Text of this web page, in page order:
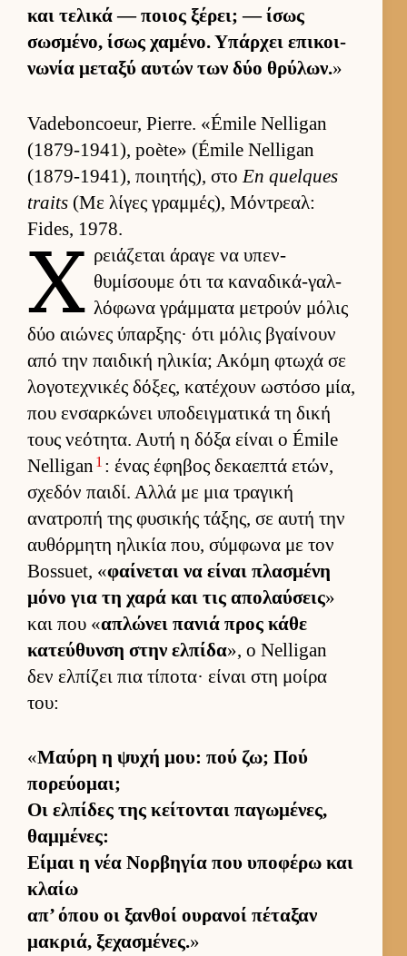
και τελικά — ποιος ξέρει; — ίσως
σωσμένο, ίσως χαμένο. Υπάρ­χει επικοι­
νωνία μεταξύ αυ­τών των δύο θρύλων.»
Vadeboncoeur, Pierre. «Émile Nelligan
(1879-1941), poète» (Émile Nelligan
(1879-1941), ποι­ητής), στο En quelques
traits (Με λίγες γραμ­μές), Μόντρεαλ:
Fides, 1978.
Χ ρειάζεται άραγε να υπεν­
θυμίσουμε ότι τα καναδικά-γαλ­
λόφωνα γράμ­ματα μετρούν μόλις
δύο αιώνες ύπαρ­ξης· ότι μόλις βγαί­νουν
από την παι­δική ηλικία; Ακόμη φτωχά σε
λογοτεχνικές δόξες, κατέχουν ωστόσο μία,
που εν­σαρ­κώνει υποδειγ­ματικά τη δική
τους νεότητα. Αυτή η δόξα εί­ναι ο Émile
Nelligan 1 : ένας έφηβος δεκαεπτά ετών,
σχεδόν παι­δί. Αλλά με μια τραγική
ανατροπή της φυσικής τάξης, σε αυτή την
αυ­θόρ­μητη ηλικία που, σύμ­φωνα με τον
Bossuet, «φαί­νεται να εί­ναι πλασμένη
μόνο για τη χαρά και τις απολαύ­σεις»
και που «απλώνει πανιά προς κάθε
κατεύ­θυνση στην ελ­πίδα», ο Nelligan
δεν ελ­πίζει πια τίποτα· εί­ναι στη μοίρα
του:
«Μαύρη η ψυχή μου: πού ζω; Πού
πορεύ­ομαι;
Οι ελ­πίδες της κεί­τονται παγωμένες,
θαμ­μένες:
Εί­μαι η νέα Νορ­βηγία που υποφέρω και
κλαίω
απ’ όπου οι ξαν­θοί ου­ρανοί πέταξαν
μακριά, ξεχασμένες.»